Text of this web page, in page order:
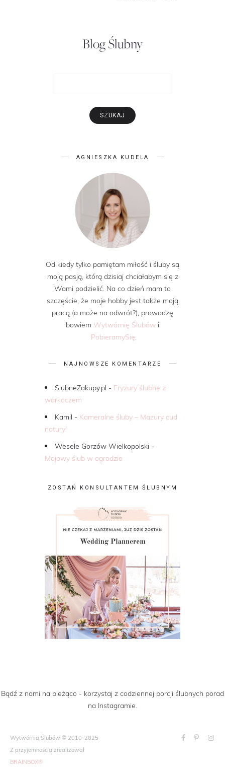
Blog Ślubny
AGNIESZKA KUDELA
Od kiedy tylko pamiętam miłość i śluby są
moją pasją, którą dzisiaj chciałabym się z
Wami podzielić. Na co dzień mam to
szczęście, że moje hobby jest także moją
pracą (a może na odwrót?), prowadzę
bowiem Wytwórnię Ślubów i
PobieramySię
NAJNOWSZE KOMENTARZE
SlubneZakupy.pl - Fryzury ślubne z
warkoczem
Kamil - Kameralne śluby – Mazury cud
natury!
Wesele Gorzów Wielkopolski -
Majowy ślub w ogrodzie
ZOSTAŃ KONSULTANTEM ŚLUBNYM
Bądź z nami na bieżąco - korzystaj z codziennej porcji ślubnych porad
na Instagramie.
Wytwórnia Ślubów © 2010-2025
Z przyjemnością zrealizował
BRAINBOX®